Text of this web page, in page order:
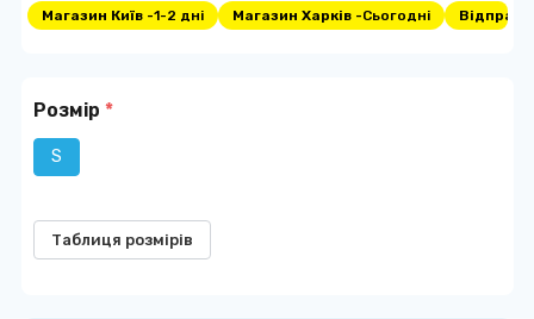
Магазин Київ -1-2 дні Магазин Харків -Сьогодні
Розмір *
S
Таблиця розмірів